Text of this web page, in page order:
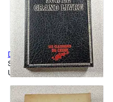
Du sang sur le grand livre
Softcover
Used